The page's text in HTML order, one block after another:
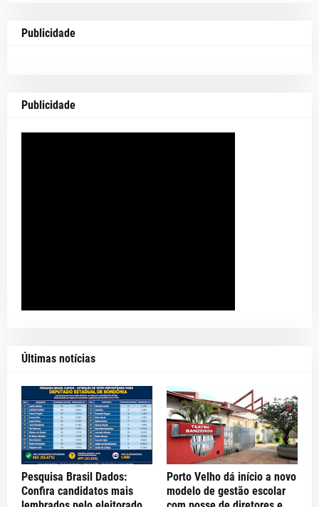
Publicidade
Publicidade
Últimas notícias
Pesquisa Brasil Dados:
Confira candidatos mais
Porto Velho dá início a novo
modelo de gestão escolar